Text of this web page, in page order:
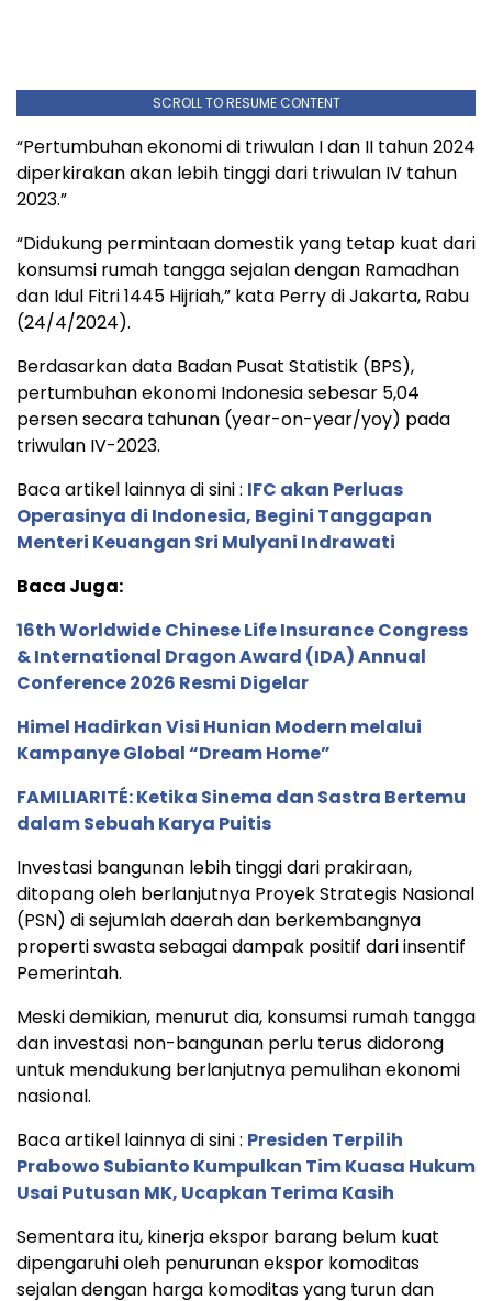
SCROLL TO RESUME CONTENT
“Pertumbuhan ekonomi di triwulan I dan II tahun 2024
diperkirakan akan lebih tinggi dari triwulan IV tahun
2023.”
“Didukung permintaan domestik yang tetap kuat dari
konsumsi rumah tangga sejalan dengan Ramadhan
dan Idul Fitri 1445 Hijriah,” kata Perry di Jakarta, Rabu
(24/4/2024).
Berdasarkan data Badan Pusat Statistik (BPS),
pertumbuhan ekonomi Indonesia sebesar 5,04
persen secara tahunan (year-on-year/yoy) pada
triwulan IV-2023.
Baca artikel lainnya di sini : IFC akan Perluas
Operasinya di Indonesia, Begini Tanggapan
Menteri Keuangan Sri Mulyani Indrawati
Baca Juga:
16th Worldwide Chinese Life Insurance Congress
& International Dragon Award (IDA) Annual
Conference 2026 Resmi Digelar
Himel Hadirkan Visi Hunian Modern melalui
Kampanye Global “Dream Home”
FAMILIARITÉ: Ketika Sinema dan Sastra Bertemu
dalam Sebuah Karya Puitis
Investasi bangunan lebih tinggi dari prakiraan,
ditopang oleh berlanjutnya Proyek Strategis Nasional
(PSN) di sejumlah daerah dan berkembangnya
properti swasta sebagai dampak positif dari insentif
Pemerintah.
Meski demikian, menurut dia, konsumsi rumah tangga
dan investasi non-bangunan perlu terus didorong
untuk mendukung berlanjutnya pemulihan ekonomi
nasional.
Baca artikel lainnya di sini : Presiden Terpilih
Prabowo Subianto Kumpulkan Tim Kuasa Hukum
Usai Putusan MK, Ucapkan Terima Kasih
Sementara itu, kinerja ekspor barang belum kuat
dipengaruhi oleh penurunan ekspor komoditas
sejalan dengan harga komoditas yang turun dan